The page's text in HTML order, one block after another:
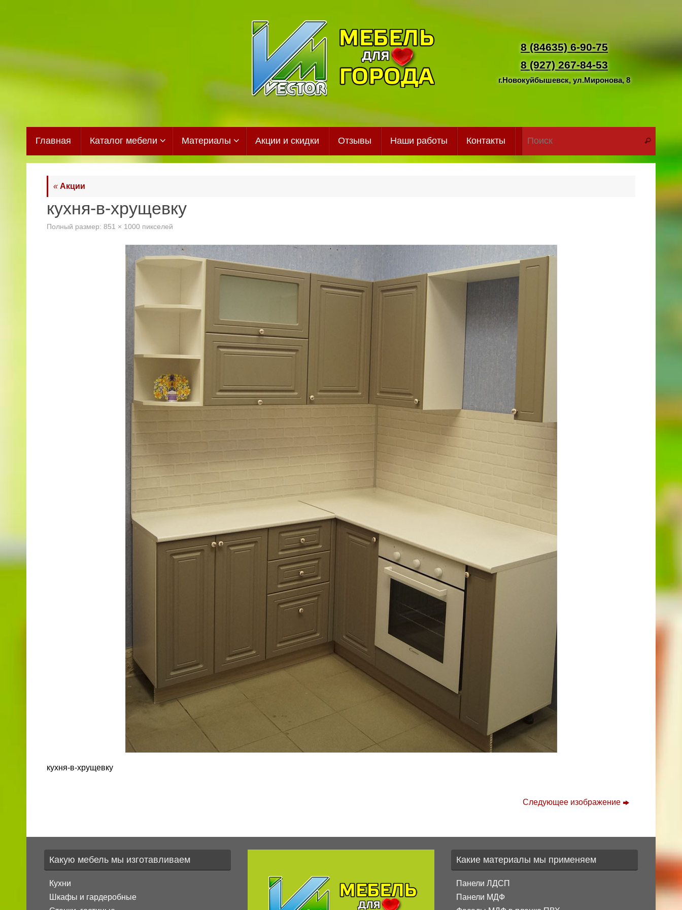
8 (84635) 6-90-75
8 (927) 267-84-53
г.Новокуйбышевск, ул.Миронова, 8
Главная Каталог мебели Материалы Акции и скидки Отзывы Наши работы Контакты Поиск
« Акции
кухня-в-хрущевку
Полный размер: 851 × 1000 пикселей
кухня-в-хрущевку
Следующее изображение
Какую мебель мы изготавливаем
Кухни
Шкафы и гардеробные
Какие материалы мы применяем
Панели ЛДСП
Панели МДФ